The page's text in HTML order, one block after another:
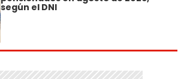
según el DNI